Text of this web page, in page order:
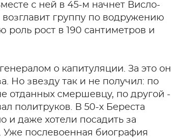
с ней в 45-м начнет Висло-
группу по водружению
роль рост в 190 сантиметров и
о капитуляции. За это он
Но звезду так и не получил: по
отданных смершевцу, по другой -
политруков. В 50-х Береста
и даже хотели посадить за
Уже послевоенная биография